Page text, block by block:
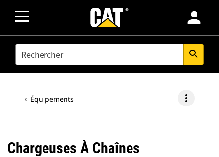
person
SEARCH search
Équipements more_vert
Chargeuses À Chaînes